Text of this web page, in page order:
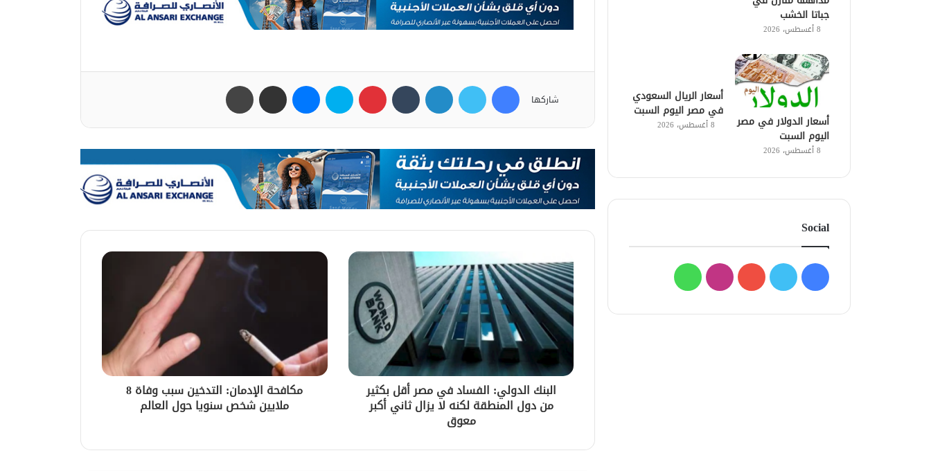
شاركها
فيسبوك تويتر لينكدإن بينتيريست سكايب ماسنجر مشاركة عبر البريد
البنك الدولي: الفساد في مصر أقل بكثير
من دول المنطقة لكنه لا يزال ثاني أكبر
معوق
مكافحة الإدمان: التدخين سبب وفاة 8
ملايين شخص سنويا حول العالم
جباتا الخشب
8 أغسطس، 2026
أسعار الدولار في مصر
اليوم السبت
8 أغسطس، 2026
أسعار الريال السعودي
في مصر اليوم السبت
8 أغسطس، 2026
Social
فيسبوك
تويتر يوتيوبانستقرامواتساب